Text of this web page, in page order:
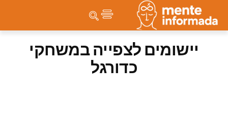
יישומים לצפייה במשחקי
כדורגל